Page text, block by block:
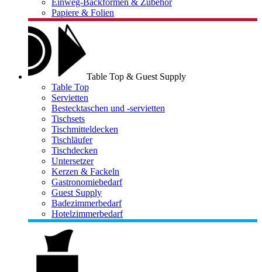
Einweg-Backformen & Zubehör
Papiere & Folien
Table Top & Guest Supply
Table Top
Servietten
Bestecktaschen und -servietten
Tischsets
Tischmitteldecken
Tischläufer
Tischdecken
Untersetzer
Kerzen & Fackeln
Gastronomiebedarf
Guest Supply
Badezimmerbedarf
Hotelzimmerbedarf